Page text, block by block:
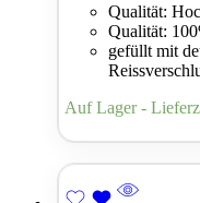
Qualität:
Qualität:
gefüllt mit
Auf Lager -